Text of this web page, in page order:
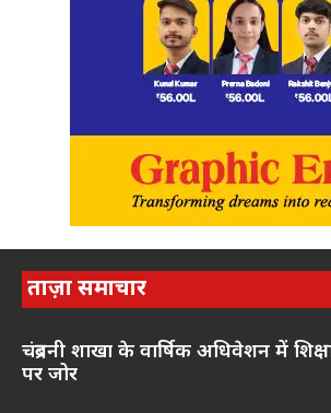
ताज़ा समाचार
चंद्रबनी शाखा के वार्षिक अधिवेशन में
पर जोर